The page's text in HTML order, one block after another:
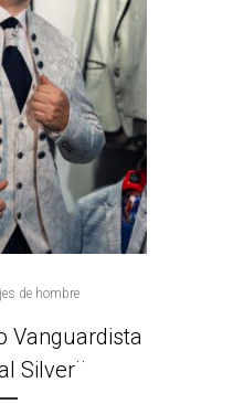
de hombre
Vanguardista
Silver¨